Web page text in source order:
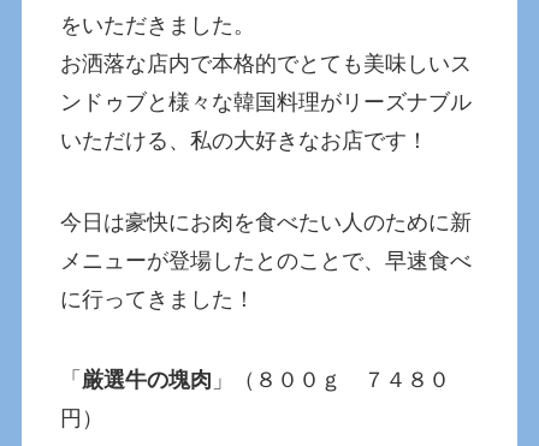
をいただきました。
お洒落な店内で本格的でとても美味しいス
ンドゥブと様々な韓国料理がリーズナブル
いただける、私の大好きなお店です！
今日は豪快にお肉を食べたい人のために新
メニューが登場したとのことで、早速食べ
に行ってきました！
「 厳選牛の塊肉 」（８００ｇ ７４８０
円）